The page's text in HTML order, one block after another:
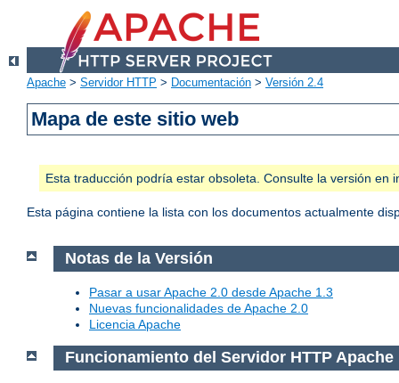
Apache > Servidor HTTP > Documentación > Versión 2.4
Mapa de este sitio web
Esta traducción podría estar obsoleta. Consulte la versión
Esta página contiene la lista con los documentos actualmente
Notas de la Versión
Pasar a usar Apache 2.0 desde Apache 1.3
Nuevas funcionalidades de Apache 2.0
Licencia Apache
Funcionamiento del Servidor HTTP Apache